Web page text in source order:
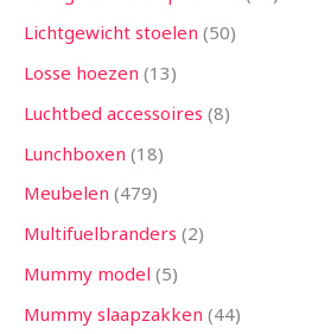
Lichtgewicht stoelen 50
Losse hoezen 13
Luchtbed accessoires 8
Lunchboxen 18
Meubelen 479
Multifuelbranders 2
Mummy model 5
Mummy slaapzakken 44